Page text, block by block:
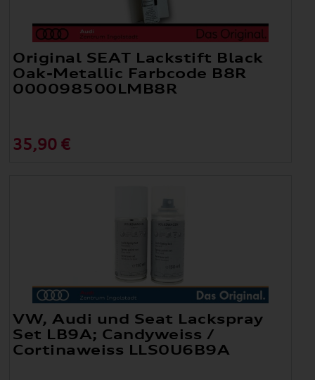
Original SEAT Lackstift Black
Oak-Metallic Farbcode B8R
000098500LMB8R
35,90 €
VW, Audi und Seat Lackspray
Set LB9A; Candyweiss /
Cortinaweiss LLS0U6B9A